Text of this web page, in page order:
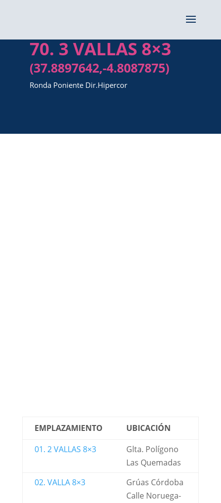
70. 3 VALLAS 8×3
(37.8897642,-4.8087875)
Ronda Poniente Dir.Hipercor
EMPLAZAMIENTO
UBICACIÓN
01. 2 VALLAS 8×3
Glta. Polígono
Las Quemadas
02. VALLA 8×3
Grúas Córdoba
Calle Noruega-